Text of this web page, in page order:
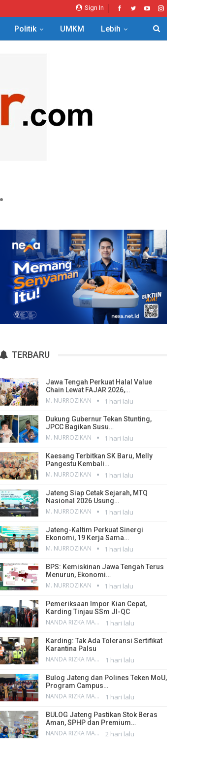
Sign In
Politik UMKM Lebih
TERBARU
Jawa Tengah Perkuat Halal Value
Chain Lewat FAJAR 2026,…
M. NURROZIKAN 1 hari lalu
Dukung Gubernur Tekan Stunting,
JPCC Bagikan Susu…
M. NURROZIKAN 1 hari lalu
Kaesang Terbitkan SK Baru, Melly
Pangestu Kembali…
M. NURROZIKAN 1 hari lalu
Jateng Siap Cetak Sejarah, MTQ
Nasional 2026 Usung…
M. NURROZIKAN 1 hari lalu
Jateng-Kaltim Perkuat Sinergi
Ekonomi, 19 Kerja Sama…
M. NURROZIKAN 1 hari lalu
BPS: Kemiskinan Jawa Tengah Terus
Menurun, Ekonomi…
M. NURROZIKAN 1 hari lalu
Pemeriksaan Impor Kian Cepat,
Karding Tinjau SSm JI-QC
NANDA RIZKA MAHENDRA 1 hari lalu
Karding: Tak Ada Toleransi Sertifikat
Karantina Palsu
NANDA RIZKA MAHENDRA 1 hari lalu
Bulog Jateng dan Polines Teken MoU,
Program Campus…
NANDA RIZKA MAHENDRA 1 hari lalu
BULOG Jateng Pastikan Stok Beras
Aman, SPHP dan Premium…
NANDA RIZKA MAHENDRA 2 hari lalu